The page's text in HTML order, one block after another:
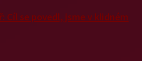
Cíl se povedl, jsme v klidném